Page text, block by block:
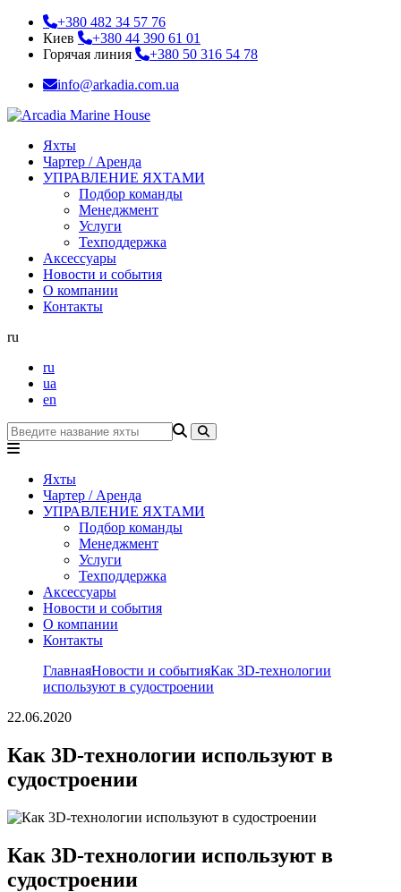
+380 482 34 57 76
Киев
+380 44 390 61 01
Горячая линия
+380 50 316 54 78
info@arkadia.com.ua
Яхты
Чартер / Аренда
УПРАВЛЕНИЕ ЯХТАМИ
Подбор команды
Менеджмент
Услуги
Техподдержка
Аксессуары
Новости и события
О компании
Контакты
ru
ru
ua
en
Яхты
Чартер / Аренда
УПРАВЛЕНИЕ ЯХТАМИ
Подбор команды
Менеджмент
Услуги
Техподдержка
Аксессуары
Новости и события
О компании
Контакты
ГлавнаяНовости и событияКак 3D-технологии
используют в судостроении
22.06.2020
Как 3D-технологии используют в
судостроении
Как 3D-технологии используют в
судостроении